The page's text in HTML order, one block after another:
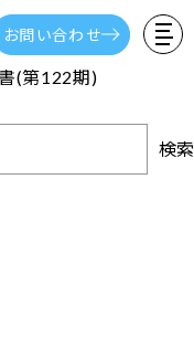
お問い合わせ
書(第121期）
(第122期)
検索